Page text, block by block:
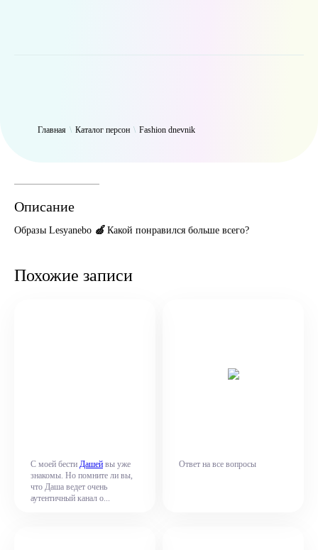
Главная \ Каталог персон \ Fashion dnevnik
Описание
Образы Lesyanebo 🍏Какой понравился больше всего?
Похожие записи
С моей бести Дашей вы уже
знакомы. Но помните ли вы,
что Даша ведет очень
аутентичный канал о...
Ответ на все вопросы